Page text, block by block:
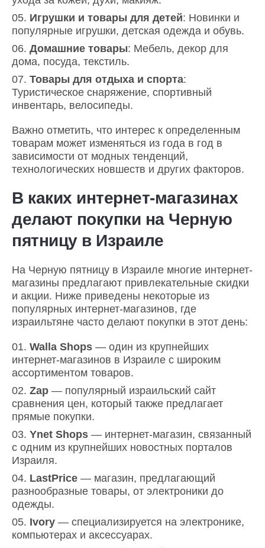
Игрушки и товары для детей: Новинки и
популярные игрушки, детская одежда и обувь.
Домашние товары: Мебель, декор для
дома, посуда, текстиль.
Товары для отдыха и спорта:
Туристическое снаряжение, спортивный
инвентарь, велосипеды.
Важно отметить, что интерес к определенным
товарам может изменяться из года в год в
зависимости от модных тенденций,
технологических новшеств и других факторов.
В каких интернет-магазинах
делают покупки на Черную
пятницу в Израиле
На Черную пятницу в Израиле многие интернет-
магазины предлагают привлекательные скидки
и акции. Ниже приведены некоторые из
популярных интернет-магазинов, где
израильтяне часто делают покупки в этот день:
Walla Shops — один из крупнейших
интернет-магазинов в Израиле с широким
ассортиментом товаров.
Zap — популярный израильский сайт
сравнения цен, который также предлагает
прямые покупки.
Ynet Shops — интернет-магазин, связанный
с одним из крупнейших новостных порталов
Израиля.
LastPrice — магазин, предлагающий
разнообразные товары, от электроники до
одежды.
Ivory — специализируется на электронике,
компьютерах и аксессуарах.